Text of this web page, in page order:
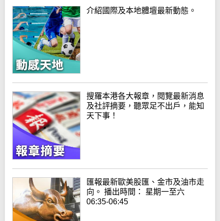
介紹國際及本地體壇最新動態。
搜羅本港各大報章，閱覽最新消息
及社評摘要，聽眾足不出戶，能知
天下事！
匯報最新歐美股匯、金市及油市走
向。 播出時間： 星期一至六
06:35-06:45